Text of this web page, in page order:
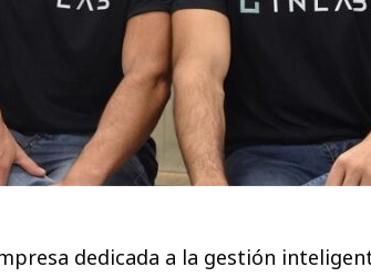
dedicada a la gestión